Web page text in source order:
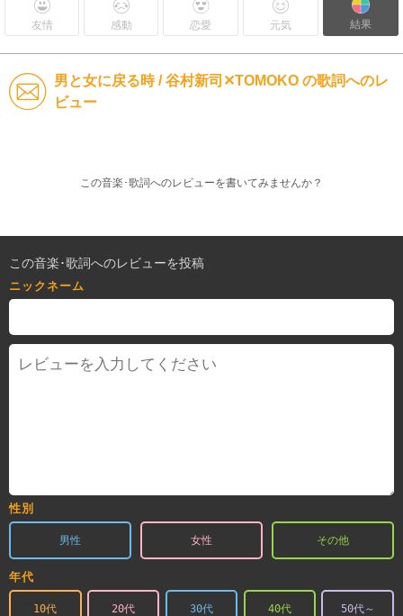
友情 感動 恋愛 元気 結果
男と女に戻る時 / 谷村新司✕TOMOKO の歌詞へのレ
ビュー
この音楽･歌詞へのレビューを書いてみませんか？
この音楽･歌詞へのレビューを投稿
ニックネーム
性別
男性 女性 その他
年代
10代 20代 30代 40代 50代～